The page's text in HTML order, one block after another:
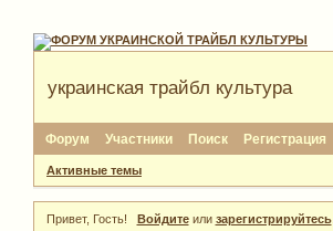
украинская трайбл культура
Форум Участники Поиск Регистрация
Активные темы
Привет, Гость! Войдитеили зарегистрируйтесь.